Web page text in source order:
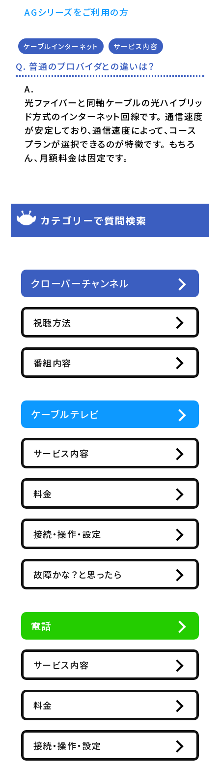
AGシリーズをご利用の方
ケーブルインターネット サービス内容
普通のプロバイダとの違いは？
光ファイバーと同軸ケーブルの光ハイブリッ
ド方式のインターネット回線です。 通信速度
が安定しており、通信速度によって、コース
プランが選択できるのが特徴です。 もちろ
ん、月額料金は固定です。
カテゴリーで質問検索
クローバーチャンネル
視聴方法
番組内容
ケーブルテレビ
サービス内容
料金
接続・操作・設定
故障かな？と思ったら
電話
サービス内容
料金
接続・操作・設定